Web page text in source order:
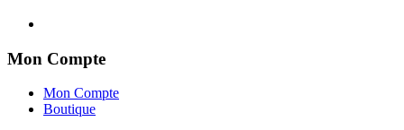
Mon Compte
Mon Compte
Boutique